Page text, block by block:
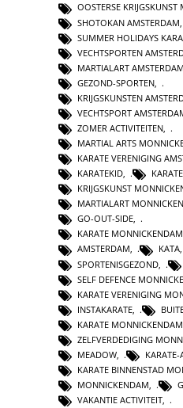
OOSTERSE
SHOTOKAN AMSTERDAM
SUMMER HOLIDAYS
VECHTSPORTEN
MARTIALART AMSTERDAM
GEZOND-SPORTEN
KRIJGSKUNSTEN
VECHTSPORT
ZOMER ACTIVITEITEN
MARTIAL ARTS
KARATE VERENIGING
KARATEKID,
KRIJGSKUNST
MARTIALART
GO-OUT-SIDE,
KARATE
AMSTERDAM, KATA,
SPORTENISGEZOND
SELF DEFENCE
KARATE VERENIGING
INSTAKARATE
KARATE
ZELFVERDEDIGING
MEADOW
KARATE BINNENSTAD
MONNICKENDAM,
VAKANTIE ACTIVITEIT,